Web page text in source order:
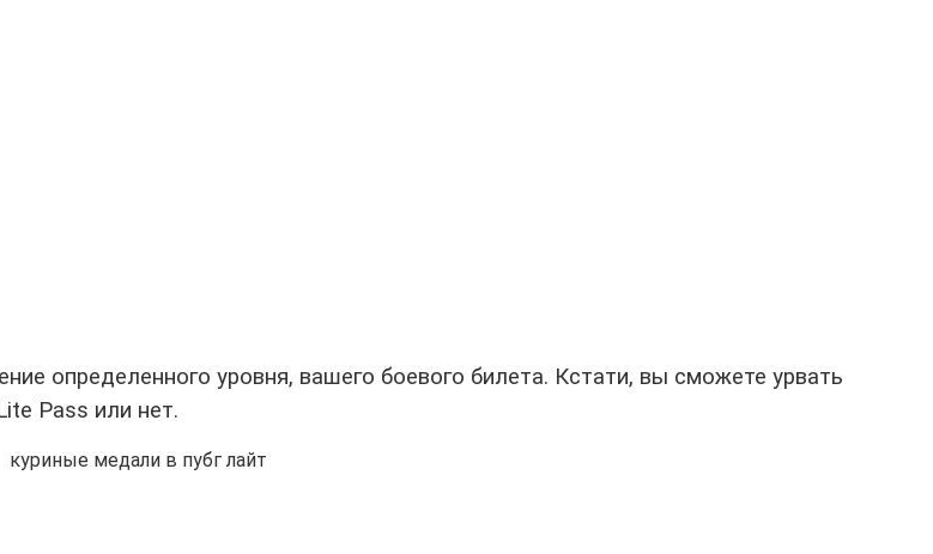
определенного уровня, вашего боевого билета. Кстати, вы сможете урвать
Pass или нет.